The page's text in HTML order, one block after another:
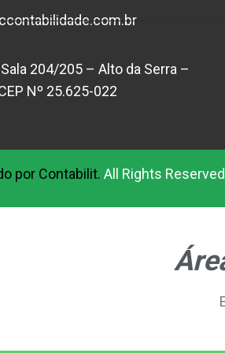
204/205 – Alto da Serra –
Nº 25.625-022
por Contabilit. All Rights